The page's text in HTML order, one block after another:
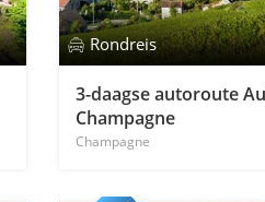
Rondreis
3-daagse autoroute
Champagne
Champagne